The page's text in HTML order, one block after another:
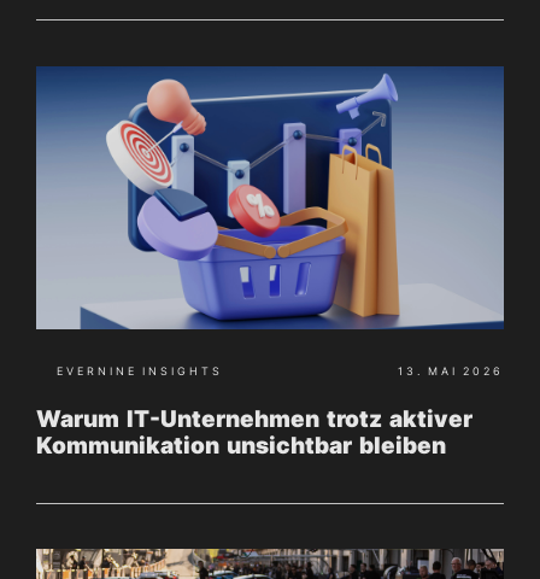
Warum IT-Unternehmen trotz aktiver
Kommunikation unsichtbar bleiben
EVERNINE INSIGHTS 13. MAI 2026